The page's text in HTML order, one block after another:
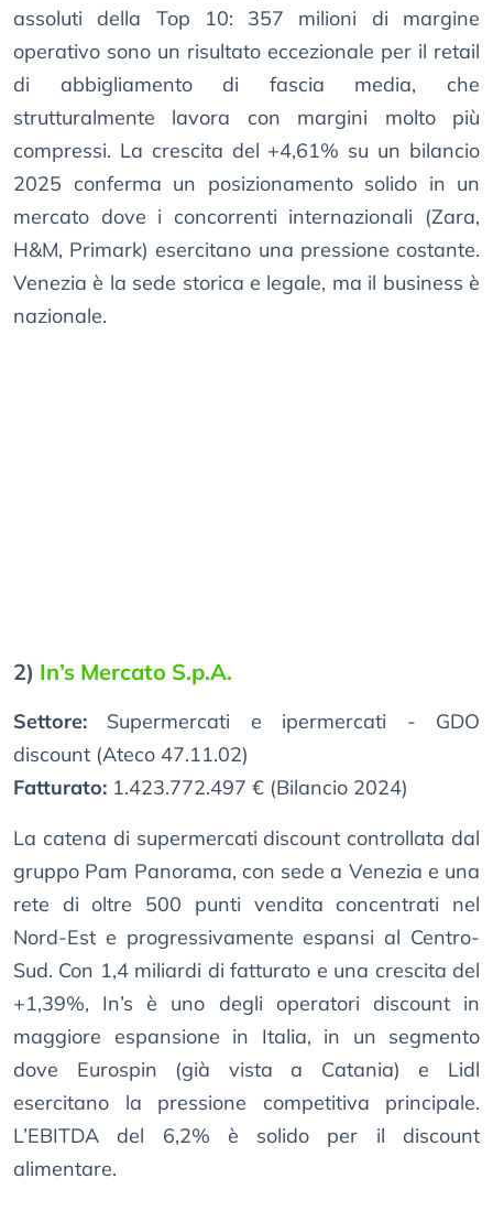
assoluti della Top 10: 357 milioni di margine
operativo sono un risultato eccezionale per il retail
di abbigliamento di fascia media, che
strutturalmente lavora con margini molto più
compressi. La crescita del +4,61% su un bilancio
2025 conferma un posizionamento solido in un
mercato dove i concorrenti internazionali (Zara,
H&M, Primark) esercitano una pressione costante.
Venezia è la sede storica e legale, ma il business è
nazionale.
2) In’s Mercato S.p.A.
Settore: Supermercati e ipermercati - GDO
discount (Ateco 47.11.02)
Fatturato: 1.423.772.497 € (Bilancio 2024)
La catena di supermercati discount controllata dal
gruppo Pam Panorama, con sede a Venezia e una
rete di oltre 500 punti vendita concentrati nel
Nord-Est e progressivamente espansi al Centro-
Sud. Con 1,4 miliardi di fatturato e una crescita del
+1,39%, In’s è uno degli operatori discount in
maggiore espansione in Italia, in un segmento
dove Eurospin (già vista a Catania) e Lidl
esercitano la pressione competitiva principale.
L’EBITDA del 6,2% è solido per il discount
alimentare.